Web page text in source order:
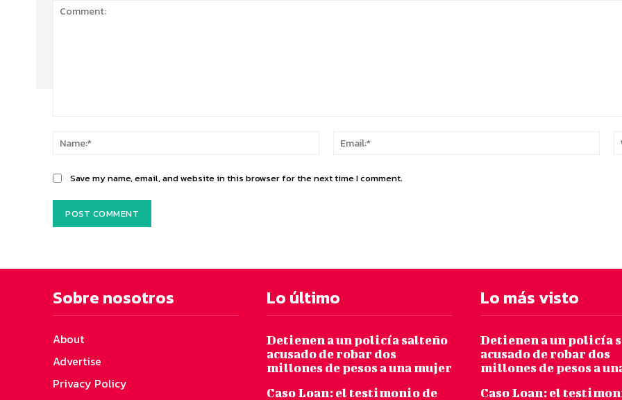
Name:*
Save my name, email, and website in this browser for the next time I comment.
Sobre nosotros
About
Advertise
Privacy Policy
Lo último
Detienen a un policía salteño
acusado de robar dos
millones de pesos a una mujer
Caso Loan: el testimonio de
Lo más visto
Detienen a un policía
acusado de robar dos
millones de pesos a
Caso Loan: el